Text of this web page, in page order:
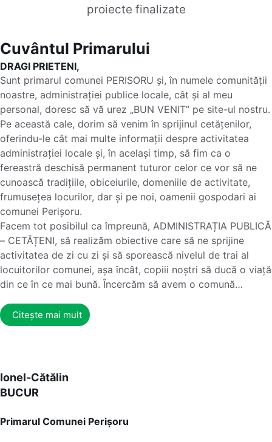
proiecte finalizate
Cuvântul Primarului
DRAGI PRIETENI,
Sunt primarul comunei PERISORU și, în numele comunității
noastre, administrației publice locale, cât și al meu
personal, doresc să vă urez „BUN VENIT” pe site-ul nostru.
Pe această cale, dorim să venim în sprijinul cetățenilor,
oferindu-le cât mai multe informații despre activitatea
administrației locale și, în același timp, să fim ca o
fereastră deschisă permanent tuturor celor ce vor să ne
cunoască tradițiile, obiceiurile, domeniile de activitate,
frumusețea locurilor, dar și pe noi, oamenii gospodari ai
comunei Perișoru.
Facem tot posibilul ca împreună, ADMINISTRAȚIA PUBLICĂ
– CETĂȚENI, să realizăm obiective care să ne sprijine
activitatea de zi cu zi și să sporească nivelul de trai al
locuitorilor comunei, așa încât, copiii noștri să ducă o viață
din ce în ce mai bună. Încercăm să avem o comună…
Citește mai mult
Ionel-Cătălin
BUCUR
Primarul Comunei Perișoru